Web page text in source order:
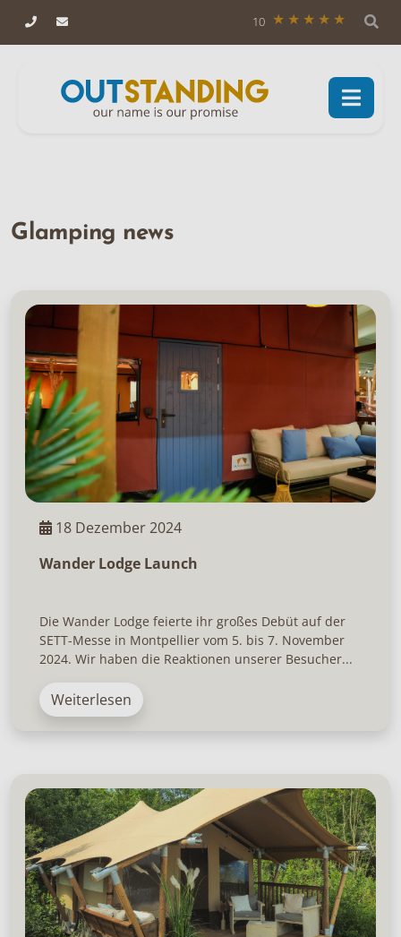
10
Glamping news
18 Dezember 2024
Wander Lodge Launch
Die Wander Lodge feierte ihr großes Debüt auf der
SETT-Messe in Montpellier vom 5. bis 7. November
2024. Wir haben die Reaktionen unserer Besucher...
Weiterlesen